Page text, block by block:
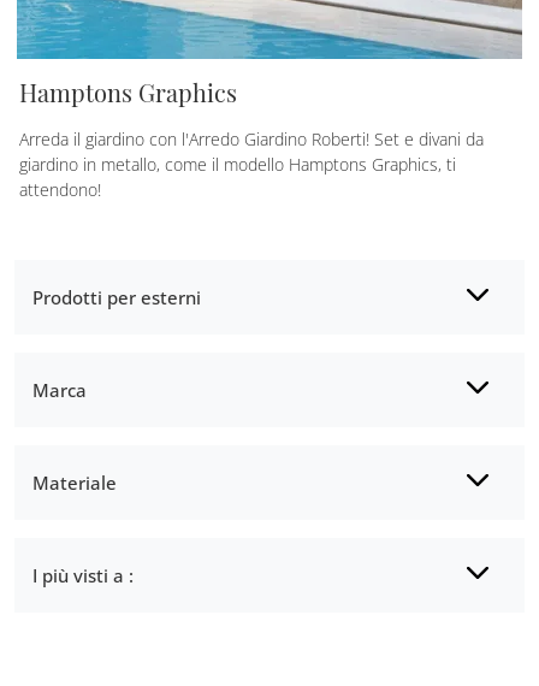
Prodotti per esterni
Marca
Materiale
I più visti a :
Hamptons Graphics
Arreda il giardino con l'Arredo Giardino Roberti! Set e divani da
giardino in metallo, come il modello Hamptons Graphics, ti
attendono!